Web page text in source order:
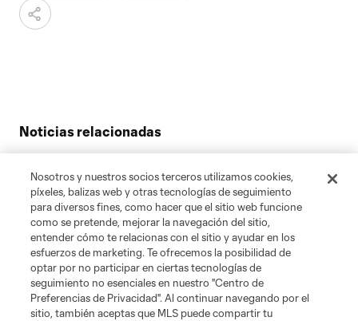
Noticias relacionadas
para Leagues Cup
Son y Suárez se miran frente al espejo de la vigencia en
MLS
Felipe Mora se despide de Portland como mejor sabe:
con goles
Nosotros y nuestros socios terceros utilizamos cookies,
píxeles, balizas web y otras tecnologías de seguimiento
para diversos fines, como hacer que el sitio web funcione
como se pretende, mejorar la navegación del sitio,
entender cómo te relacionas con el sitio y ayudar en los
esfuerzos de marketing. Te ofrecemos la posibilidad de
optar por no participar en ciertas tecnologías de
seguimiento no esenciales en nuestro "Centro de
Preferencias de Privacidad". Al continuar navegando por el
sitio, también aceptas que MLS puede compartir tu